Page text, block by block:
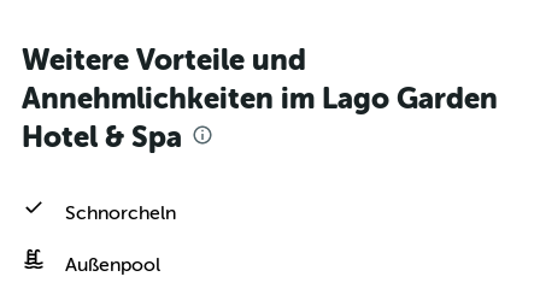
Weitere Vorteile und
Annehmlichkeiten im Lago Garden
Hotel & Spa
Schnorcheln
Außenpool